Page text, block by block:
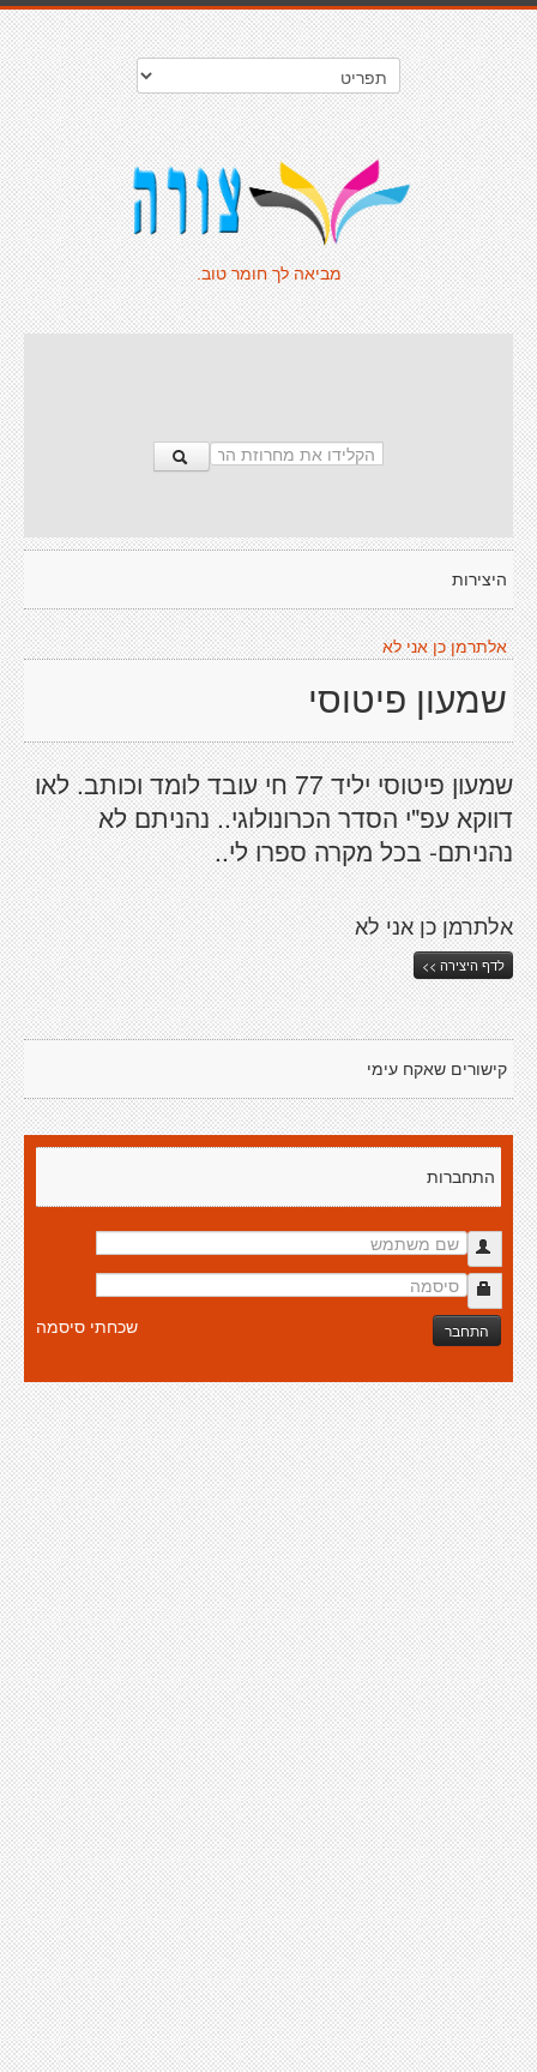
מביאה לך חומר טוב.
היצירות
אלתרמן כן אני לא
שמעון פיטוסי
שמעון פיטוסי יליד 77 חי עובד לומד וכותב. לאו
דווקא עפ"י הסדר הכרונולוגי.. נהניתם לא
נהניתם- בכל מקרה ספרו לי..
אלתרמן כן אני לא
לדף היצירה >>
קישורים שאקח עימי
התחברות
התחבר שכחתי סיסמה